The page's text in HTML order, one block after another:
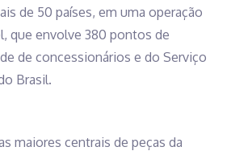
de 50 países, em uma operação
que envolve 380 pontos de
de concessionários e do Serviço
Brasil.
maiores centrais de peças da